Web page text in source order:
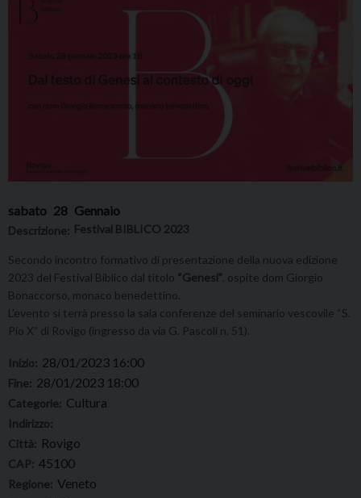
sabato 28 Gennaio
Descrizione: Festival BIBLICO 2023
Secondo incontro formativo di presentazione della nuova edizione
2023 del Festival Biblico dal titolo “Genesi” , ospite dom Giorgio
Bonaccorso, monaco benedettino.
L’evento si terrà presso la sala conferenze del seminario vescovile “S.
Pio X” di Rovigo (ingresso da via G. Pascoli n. 51).
Inizio: 28/01/2023 16:00
Fine: 28/01/2023 18:00
Categorie: Cultura
Indirizzo:
Città: Rovigo
CAP: 45100
Regione: Veneto